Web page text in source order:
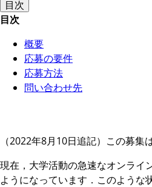
目次
目次
概要
応募の要件
応募方法
問い合わせ先
（2022年8月10日追記）この募集
現在，大学活動の急速なオンライ
ようになっています．このよう